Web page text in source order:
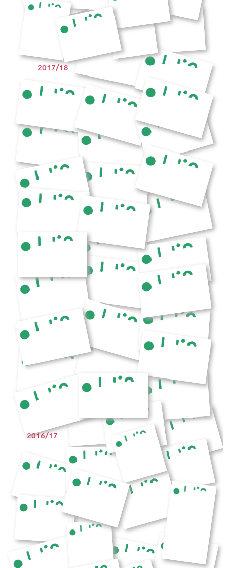
2017/18
2016/17